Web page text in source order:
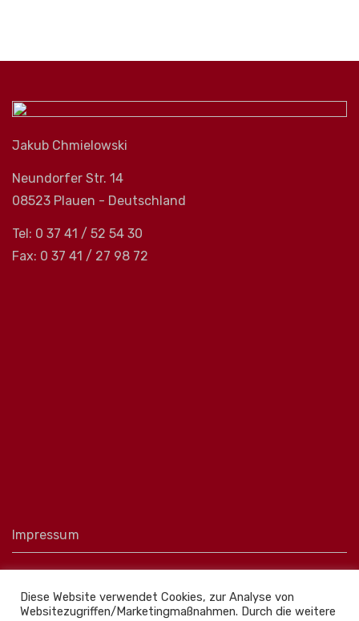
Jakub Chmielowski
Neundorfer Str. 14
08523 Plauen - Deutschland
Tel: 0 37 41 / 52 54 30
Fax: 0 37 41 / 27 98 72
Impressum
Diese Website verwendet Cookies, zur Analyse von
Websitezugriffen/Marketingmaßnahmen. Durch die weitere